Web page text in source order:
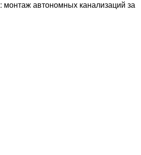
монтаж автономных канализаций за